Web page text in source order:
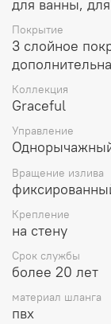
для ванны,
Покрытие
3 слойное
Коллекция
Graceful
Управление
Вращение излива
Крепление
на стену
Срок службы
более 20 лет
материал шланга
пвх